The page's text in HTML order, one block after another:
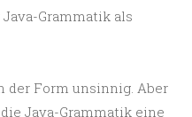
Grammatik als
der Form unsinnig. Aber
Java-Grammatik eine